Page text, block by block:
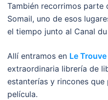
También recorrimos parte
Somail, uno de esos
el tiempo junto al Canal
Allí entramos en Le
extraordinaria librería de
estanterías y rincones que
película.